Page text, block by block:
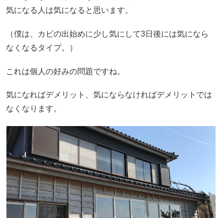
気になる人は気になると思います。
（僕は、カビの出始めに少し気にして3日後には気になら
なくなるタイプ。）
これは個人の好みの問題ですね。
気になればデメリット、気にならなければデメリットでは
なくなります。